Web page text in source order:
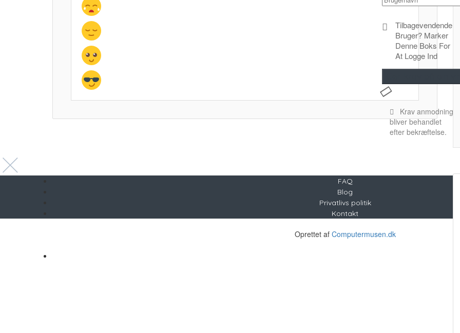
Tilbagevendende
Bruger? Marker
Denne Boks For
At Logge Ind
Krav anmodning
bliver behandlet
efter bekræftelse.
FAQ
Blog
Privatlivs politik
Kontakt
Oprettet af Computermusen.dk